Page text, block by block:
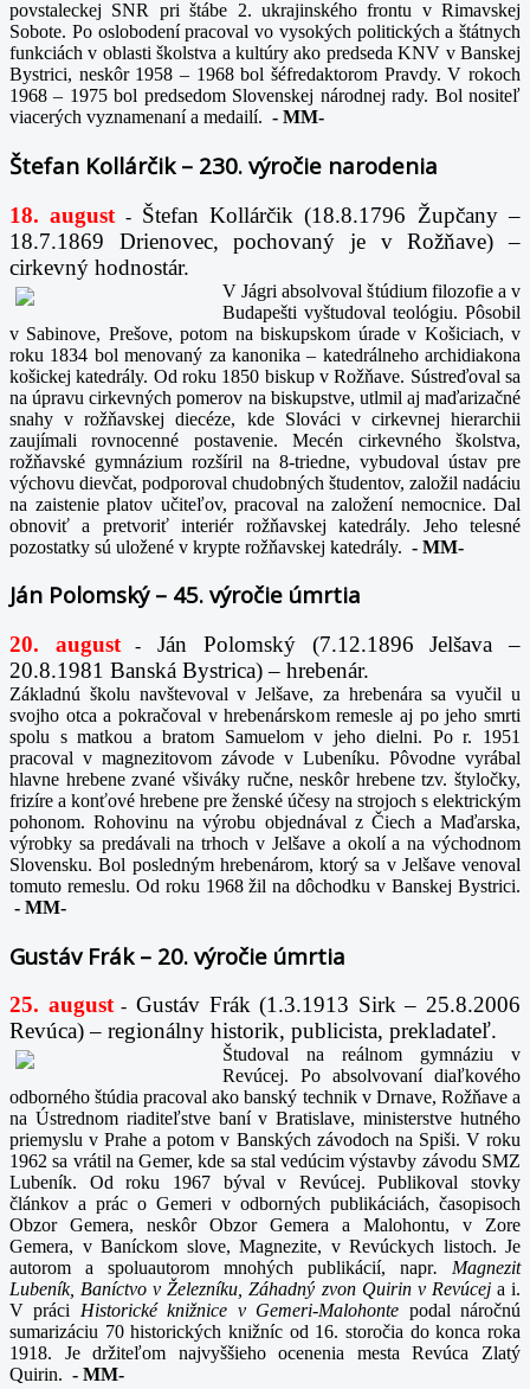
povstaleckej SNR pri štábe 2. ukrajinského frontu v Rimavskej
Sobote. Po oslobodení pracoval vo vysokých politických a štátnych
funkciách v oblasti školstva a kultúry ako predseda KNV v Banskej
Bystrici, neskôr 1958 – 1968 bol šéfredaktorom Pravdy. V rokoch
1968 – 1975 bol predsedom Slovenskej národnej rady. Bol nositeľ
viacerých vyznamenaní a medailí. - MM-
Štefan Kollárčik – 230. výročie narodenia
18. august -
Štefan Kollárčik (18.8.1796 Župčany –
18.7.1869 Drienovec, pochovaný je v Rožňave) –
cirkevný hodnostár.
V Jágri absolvoval štúdium filozofie a v
Budapešti vyštudoval teológiu. Pôsobil
v Sabinove, Prešove, potom na biskupskom úrade v Košiciach, v
roku 1834 bol menovaný za kanonika – katedrálneho archidiakona
košickej katedrály. Od roku 1850 biskup v Rožňave. Sústreďoval sa
na úpravu cirkevných pomerov na biskupstve, utlmil aj maďarizačné
snahy v rožňavskej diecéze, kde Slováci v cirkevnej hierarchii
zaujímali rovnocenné postavenie. Mecén cirkevného školstva,
rožňavské gymnázium rozšíril na 8-triedne, vybudoval ústav pre
výchovu dievčat, podporoval chudobných študentov, založil nadáciu
na zaistenie platov učiteľov, pracoval na založení nemocnice. Dal
obnoviť a pretvoriť interiér rožňavskej katedrály. Jeho telesné
pozostatky sú uložené v krypte rožňavskej katedrály. - MM-
Ján Polomský – 45. výročie úmrtia
20. august-
Ján Polomský (7.12.1896 Jelšava –
20.8.1981 Banská Bystrica) – hrebenár.
Základnú školu navštevoval v Jelšave, za hrebenára sa vyučil u
svojho otca a pokračoval v hrebenárskom remesle aj po jeho smrti
spolu s matkou a bratom Samuelom v jeho dielni. Po r. 1951
pracoval v magnezitovom závode v Lubeníku. Pôvodne vyrábal
hlavne hrebene zvané všiváky ručne, neskôr hrebene tzv. štyločky,
frizíre a konťové hrebene pre ženské účesy na strojoch s elektrickým
pohonom. Rohovinu na výrobu objednával z Čiech a Maďarska,
výrobky sa predávali na trhoch v Jelšave a okolí a na východnom
Slovensku. Bol posledným hrebenárom, ktorý sa v Jelšave venoval
tomuto remeslu. Od roku 1968 žil na dôchodku v Banskej Bystrici.
- MM-
Gustáv Frák – 20. výročie úmrtia
25. august- Gustáv Frák (1.3.1913 Sirk – 25.8.2006
Revúca) – regionálny historik, publicista, prekladateľ.
Študoval na reálnom gymnáziu v
Revúcej. Po absolvovaní diaľkového
odborného štúdia pracoval ako banský technik v Drnave, Rožňave a
na Ústrednom riaditeľstve baní v Bratislave, ministerstve hutného
priemyslu v Prahe a potom v Banských závodoch na Spiši. V roku
1962 sa vrátil na Gemer, kde sa stal vedúcim výstavby závodu SMZ
Lubeník. Od roku 1967 býval v Revúcej. Publikoval stovky
článkov a prác o Gemeri v odborných publikáciách, časopisoch
Obzor Gemera, neskôr Obzor Gemera a Malohontu, v Zore
Gemera, v Baníckom slove, Magnezite, v Revúckych listoch. Je
autorom a spoluautorom mnohých publikácií, napr. Magnezit
Lubeník, Baníctvo v Železníku, Záhadný zvon Quirin v Revúcej a i.
V práci Historické knižnice v Gemeri-Malohonte podal náročnú
sumarizáciu 70 historických knižníc od 16. storočia do konca roka
1918. Je držiteľom najvyššieho ocenenia mesta Revúca Zlatý
Quirin. - MM-